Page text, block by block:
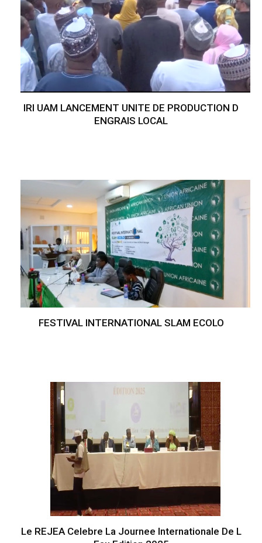
IRI UAM LANCEMENT UNITE DE PRODUCTION D
ENGRAIS LOCAL
FESTIVAL INTERNATIONAL SLAM ECOLO
Le REJEA Celebre La Journee Internationale De L